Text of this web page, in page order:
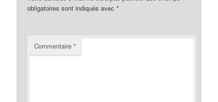
obligatoires sont indiqués avec*
Commentaire*